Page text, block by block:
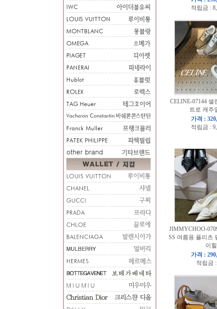
적립금 :
CELINE-07144 셀
트로 캐주
가격 :
적립금 :
JIMMYCHOO-
SS 여름용 플리츠
이힐
가격 :
적립금